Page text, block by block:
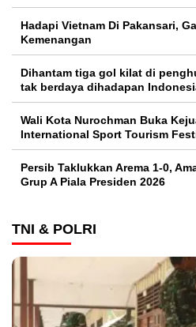
Hadapi Vietnam Di Pakansari,
Kemenangan
Dihantam tiga gol kilat di
tak berdaya dihadapan
Wali Kota Nurochman Buka
International Sport Tourism
Persib Taklukkan Arema 1-0,
Grup A Piala Presiden 2026
TNI & POLRI